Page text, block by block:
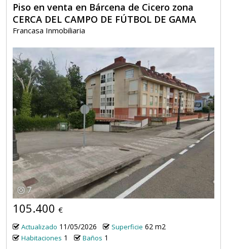
Piso en venta en Bárcena de Cicero zona
CERCA DEL CAMPO DE FÚTBOL DE GAMA
Francasa Inmobiliaria
7
105.400 €
Actualizado 11/05/2026 Superficie 62 m2
Habitaciones 1 Baños 1